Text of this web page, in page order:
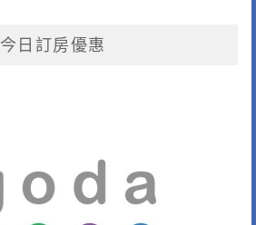
今日訂房優惠